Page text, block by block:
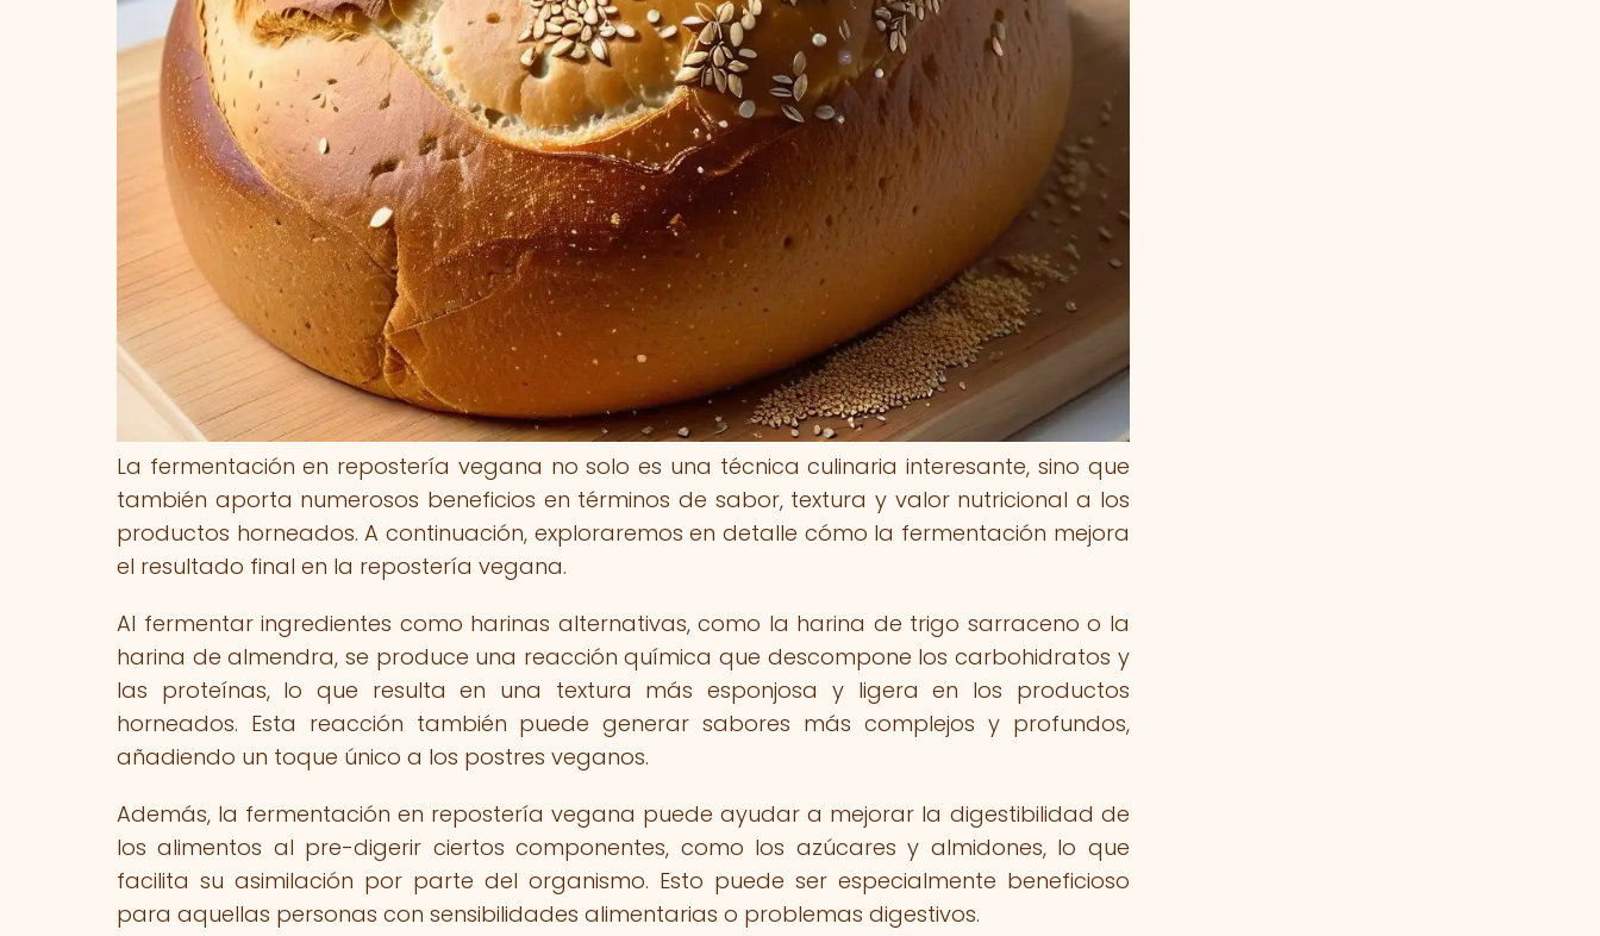
La fermentación en repostería vegana no solo es una técnica culinaria interesante, sino que
también aporta numerosos beneficios en términos de sabor, textura y valor nutricional a los
productos horneados. A continuación, exploraremos en detalle cómo la fermentación mejora
el resultado final en la repostería vegana.
Al fermentar ingredientes como harinas alternativas, como la harina de trigo sarraceno o la
harina de almendra, se produce una reacción química que descompone los carbohidratos y
las proteínas, lo que resulta en una textura más esponjosa y ligera en los productos
horneados. Esta reacción también puede generar sabores más complejos y profundos,
añadiendo un toque único a los postres veganos.
Además, la fermentación en repostería vegana puede ayudar a mejorar la digestibilidad de
los alimentos al pre-digerir ciertos componentes, como los azúcares y almidones, lo que
facilita su asimilación por parte del organismo. Esto puede ser especialmente beneficioso
para aquellas personas con sensibilidades alimentarias o problemas digestivos.